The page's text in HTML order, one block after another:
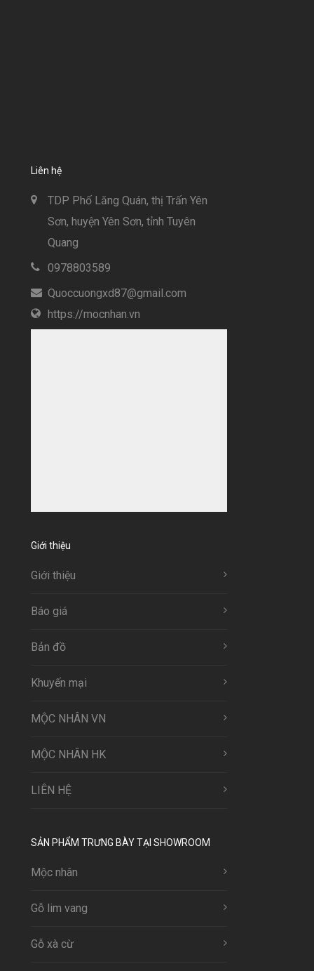
Liên hệ
TDP Phố Lăng Quán, thị Trấn Yên
Sơn, huyện Yên Sơn, tỉnh Tuyên
Quang
0978803589
Quoccuongxd87@gmail.com
https://mocnhan.vn
Giới thiệu
Giới thiệu
Báo giá
Bản đồ
Khuyến mại
MỘC NHÂN VN
MỘC NHÂN HK
LIÊN HỆ
SẢN PHẨM TRƯNG BÀY TẠI SHOWROOM
Mộc nhân
Gỗ lim vang
Gỗ xà cừ